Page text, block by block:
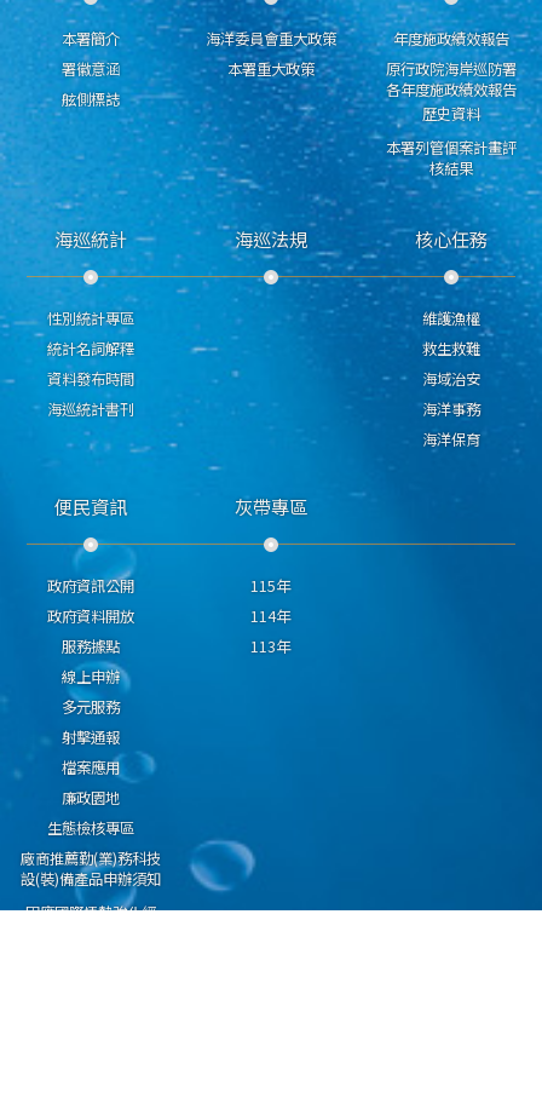
本署簡介
署徽意涵
舷側標誌
海洋委員會重大政策
本署重大政策
年度施政績效報告
原行政院海岸巡防署
各年度施政績效報告
歷史資料
本署列管個案計畫評
核結果
海巡統計
性別統計專區
統計名詞解釋
資料發布時間
海巡統計書刊
海巡法規 核心任務
維護漁權
救生救難
海域治安
海洋事務
海洋保育
便民資訊
政府資訊公開
政府資料開放
服務據點
線上申辦
多元服務
射擊通報
檔案應用
廉政園地
生態檢核專區
廠商推薦勤(業)務科技
設(裝)備產品申辦須知
因應國際情勢強化經
灰帶專區
115年
114年
113年